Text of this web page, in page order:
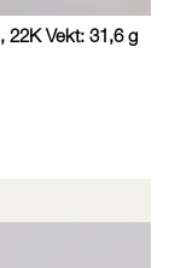
22K Vekt: 31,6 g